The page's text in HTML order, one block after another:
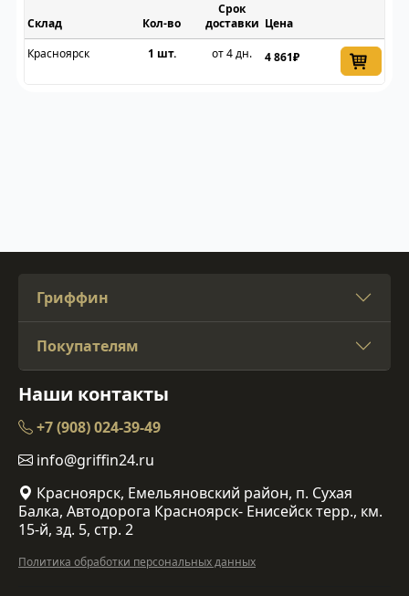
Склад
Срок
доставки Цена
Красноярск
1 шт. от 4 дн. 4 861₽
Гриффин
Покупателям
Наши контакты
+7 (908) 024-39-49
info@griffin24.ru
Красноярск, Емельяновский район, п. Сухая
Балка, Автодорога Красноярск- Енисейск терр., км.
15-й, зд. 5, стр. 2
Политика обработки персональных данных